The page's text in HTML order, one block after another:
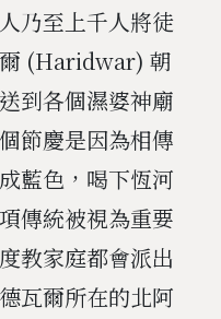
乃至上千人將徒
(Haridwar) 朝
到各個濕婆神廟
節慶是因為相傳
藍色，喝下恆河
傳統被視為重要
教家庭都會派出
瓦爾所在的北阿